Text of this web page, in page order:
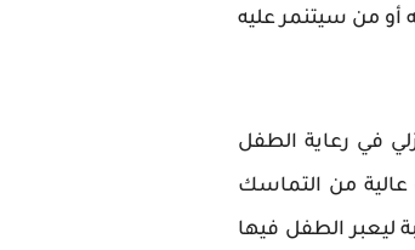
من سيتنمر عليه
في رعاية الطفل
عالية من التماسك
ليعبر الطفل فيها